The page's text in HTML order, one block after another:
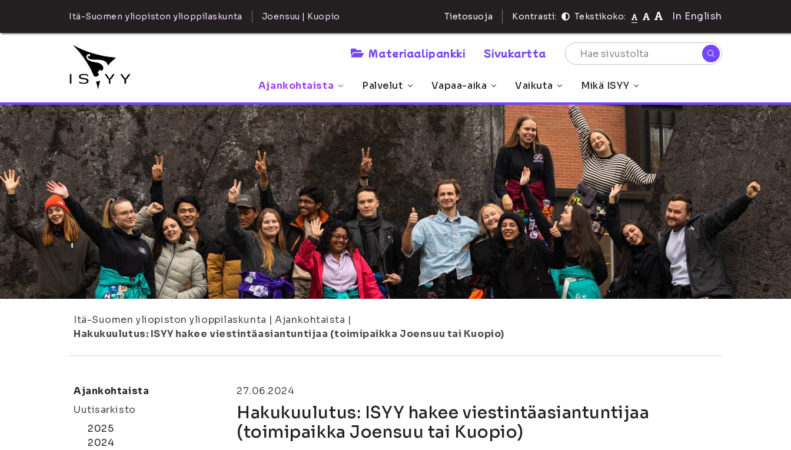
Itä-Suomen yliopiston ylioppilaskunta Joensuu | Kuopio Tietosuoja Kontrasti: Tekstikoko: In English
Materiaalipankki Sivukartta
Ajankohtaista Palvelut Vapaa-aika Vaikuta Mikä ISYY
Itä-Suomen yliopiston ylioppilaskunta | Ajankohtaista |
Hakukuulutus: ISYY hakee viestintäasiantuntijaa (toimipaikka Joensuu tai Kuopio)
Ajankohtaista
Uutisarkisto
2025
2024
27.06.2024
Hakukuulutus: ISYY hakee viestintäasiantuntijaa
(toimipaikka Joensuu tai Kuopio)